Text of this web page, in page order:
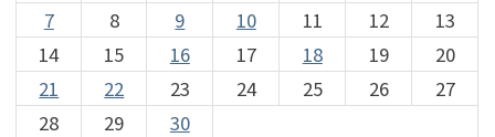
7
8 9 10 11 12
13
14
15 16 17 18 19
20
21
22 23 24 25 26
27
28
29 30